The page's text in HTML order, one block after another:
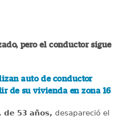
pero el conductor sigue
auto de conductor
de su vivienda en zona 16
de 53 años, desapareció el